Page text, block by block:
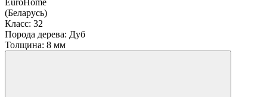
EuroHome
(Беларусь)
Класс: 32
Порода дерева: Дуб
Толщина: 8 мм